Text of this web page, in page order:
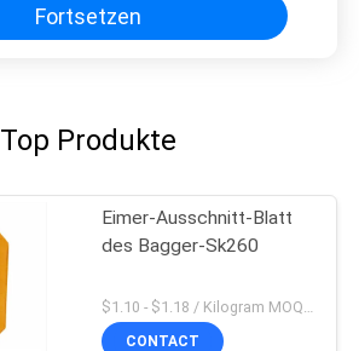
Fortsetzen
Top Produkte
Eimer-Ausschnitt-Blatt
des Bagger-Sk260
CONTACT